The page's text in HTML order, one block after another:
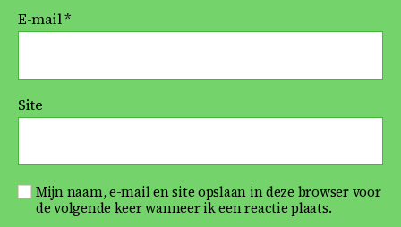
E-mail*
Site
Mijn naam, e-mail en site opslaan in deze browser voor
de volgende keer wanneer ik een reactie plaats.